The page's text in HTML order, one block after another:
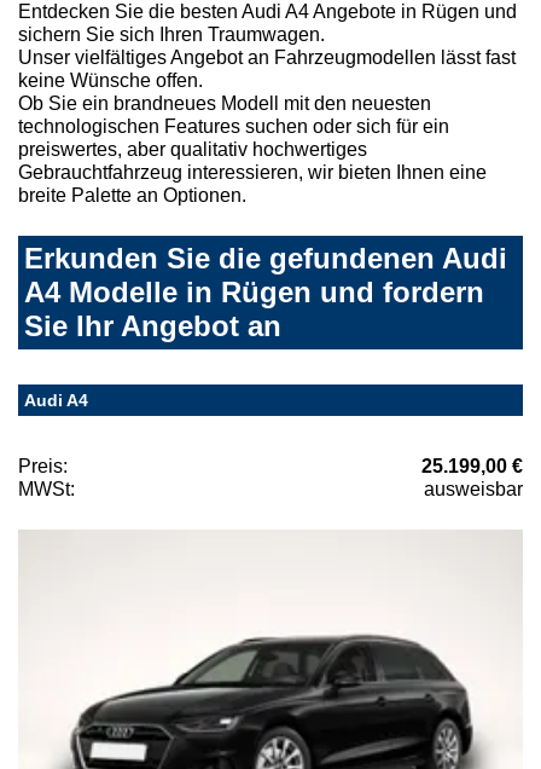
Entdecken Sie die besten Audi A4 Angebote in Rügen und
sichern Sie sich Ihren Traumwagen.
Unser vielfältiges Angebot an Fahrzeugmodellen lässt fast
keine Wünsche offen.
Ob Sie ein brandneues Modell mit den neuesten
technologischen Features suchen oder sich für ein
preiswertes, aber qualitativ hochwertiges
Gebrauchtfahrzeug interessieren, wir bieten Ihnen eine
breite Palette an Optionen.
Erkunden Sie die gefundenen Audi
A4 Modelle in Rügen und fordern
Sie Ihr Angebot an
Audi A4
Preis:
25.199,00 €
MWSt:
ausweisbar